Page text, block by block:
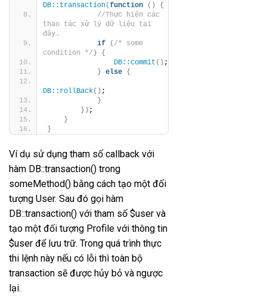
DB::transaction(function ()
{
//Thực hiện các
thao tác xử lý dữ liệu tại
đây.
if
( /* some
condition */ )
{
DB::commit () ;
} else {
DB::rollBack() ;
}
}) ;
}
}
Ví dụ sử dụng tham số callback với
hàm DB::transaction() trong
someMethod() bằng cách tạo một đối
tượng User. Sau đó gọi hàm
DB::transaction() với tham số $user và
tạo một đối tượng Profile với thông tin
$user để lưu trữ. Trong quá trình thực
thi lệnh này nếu có lỗi thì toàn bộ
transaction sẽ được hủy bỏ và ngược
lại.